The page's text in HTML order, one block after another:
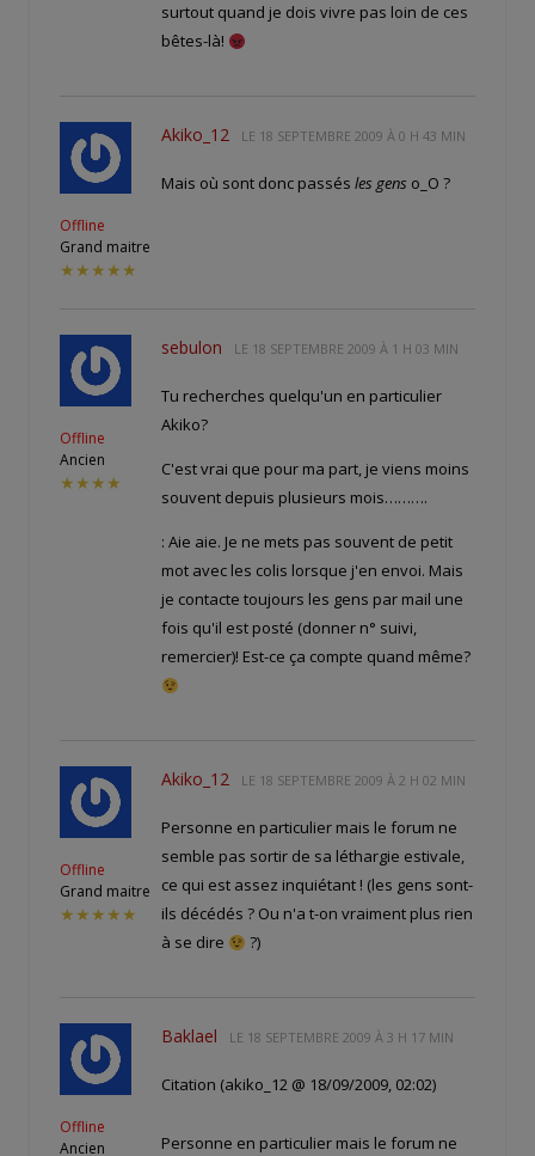
surtout quand je dois vivre pas loin de ces
bêtes-là!
Offline
Grand maitre
★★★★★
Akiko_12 LE 18 SEPTEMBRE 2009 À 0 H 43 MIN
Mais où sont donc passés les gens o_O ?
Offline
Ancien
★★★★
sebulon LE 18 SEPTEMBRE 2009 À 1 H 03 MIN
Tu recherches quelqu'un en particulier
Akiko?
C'est vrai que pour ma part, je viens moins
souvent depuis plusieurs mois……….
: Aie aie. Je ne mets pas souvent de petit
mot avec les colis lorsque j'en envoi. Mais
je contacte toujours les gens par mail une
fois qu'il est posté (donner n° suivi,
remercier)! Est-ce ça compte quand même?
Offline
Grand maitre
★★★★★
Akiko_12 LE 18 SEPTEMBRE 2009 À 2 H 02 MIN
Personne en particulier mais le forum ne
semble pas sortir de sa léthargie estivale,
ce qui est assez inquiétant ! (les gens sont-
ils décédés ? Ou n'a t-on vraiment plus rien
à se dire
?)
Offline
Ancien
Baklael LE 18 SEPTEMBRE 2009 À 3 H 17 MIN
Citation (akiko_12 @ 18/09/2009, 02:02)
Personne en particulier mais le forum ne